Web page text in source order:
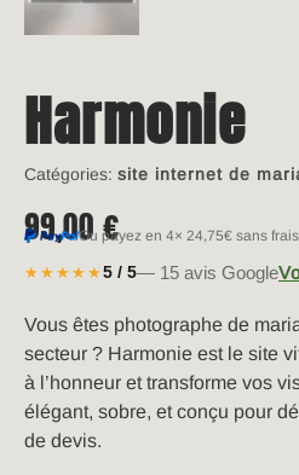
Harmonie
Catégories: site internet de
99,00€
Ou payez en 4×24,75€ sans
★★★★★5 / 5— 15 avis Google
Vous êtes photographe de
secteur ? Harmonie est le site
à l’honneur et transforme vos
élégant, sobre, et conçu pour
de devis.